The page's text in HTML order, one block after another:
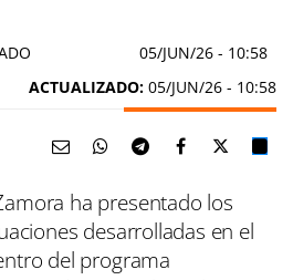
05/JUN/26 - 10:58
ACTUALIZADO: 05/JUN/26 - 10:58
ha presentado los
desarrolladas en el
del programa